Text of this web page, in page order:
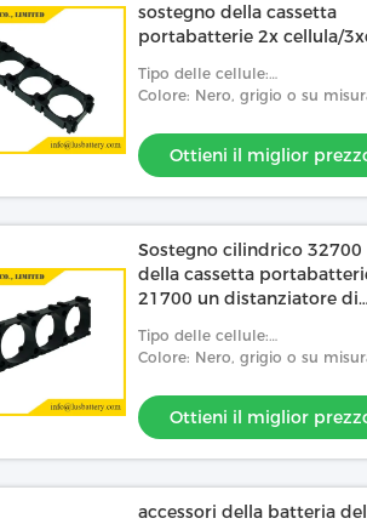
sostegno della cassetta
portabatterie 2x cellula/
Tipo delle cellule:
18650/26650/21700/32650/
Colore: Nero, grigio o su
Ottieni il miglior
Sostegno cilindrico 32700
della cassetta
21700 un distanziatore di
Tipo delle cellule:
18650/26650/21700/32650/
Colore: Nero, grigio o su
Ottieni il miglior
accessori della batteria del